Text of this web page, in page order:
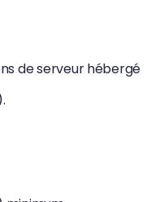
de serveur hébergé